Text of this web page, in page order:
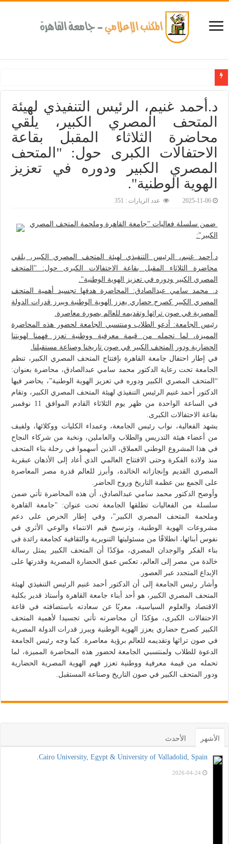
د.أحمد غنيم، الرئيس التنفيذي لهيئة
المتحف المصري الكبير، يلقي
محاضرة الثلاثاء المقبل بقاعة
الاحتفالات الكبرى حول: "المتحف
المصري الكبير ودوره في تعزيز
الهوية الوطنية".‎
2025-11-06 عدد الزيارات : 351
ضمن سلسلة فعاليات "جامعة القاهرة وملحمة المتحف المصري
الكبير":
د.أحمد غنيم، الرئيس التنفيذي لهيئة المتحف المصري الكبير، يلقي
محاضرة الثلاثاء المقبل بقاعة الاحتفالات الكبرى حول: "المتحف
المصري الكبير ودوره في تعزيز الهوية الوطنية".
د. محمد سامي عبدالصادق: المحاضرة هدفها تجسيد أهمية المتحف
المصري الكبير كصرح حضاري يعزز الهوية الوطنية ويبرز قدرات الدولة
المصرية في صون تراثها وتقديمه للعالم بصورة معاصرة.
رئيس الجامعة: أدعو الطلاب ومنتسبي الجامعة لحضور هذه المحاضرة
المميزة، لما تحمله من قيمة معرفية ووطنية تعزز فهمنا لهويتنا
الحضارية ودور المتحف الكبير في صون تاريخنا وصناعة مستقبلنا.
في إطار احتفال جامعة القاهرة بإفتتاح المتحف المصري الكبير، تنظم
الجامعة تحت رعاية الدكتور محمد سامي عبدالصادق، محاضرة بعنوان:
“المتحف المصري الكبير ودوره في تعزيز الهوية الوطنية”، يحاضر فيها
الدكتور أحمد غنيم الرئيس التنفيذي لهيئة المتحف المصري الكبير، وتقام
في الساعة الواحدة من ظهر يوم الثلاثاء القادم الموافق 11 نوفمبر
بقاعة الاحتفالات الكبرى.
يشهد الفعالية، نواب رئيس الجامعة، وعمداء الكليات ووكلائها، ولفيف
من أعضاء هيئة التدريس والطلاب والعاملين، ونخبة من شركاء النجاح
في هذا المشروع الوطني العملاق، الذين أسهموا في رحلة بناء المتحف
منذ ولادة الفكرة وحتى الافتتاح العالمي الذي أعاد إلى الأذهان عبقرية
المصري القديم وإنجازاته الخالدة، وأبرز للعالم قدرة مصر المعاصرة
على الجمع بين عظمة التاريخ وروح الحاضر.
وأوضح الدكتور محمد سامي عبدالصادق، أن هذه المحاضرة تأتي ضمن
سلسلة من الفعاليات تطلقها الجامعة تحت عنوان: "جامعة القاهرة
وملحمة المتحف المصري الكبير"، وفي إطار الحرص على دعم
مشروعات الهوية الوطنية، وترسيخ قيم الانتماء والوعي الأثري في
نفوس أبنائها، انطلاقًا من مسئوليتها التنويرية والثقافية كجامعة رائدة في
بناء الفكر والوجدان المصري، مؤكدًا أن المتحف الكبير يمثل رسالة
خالدة من مصر إلى العالم، تعكس عمق الحضارة المصرية وقدرتها على
الإبداع المتجدد عبر العصور.
وأشار رئيس الجامعة إلى أن الدكتور أحمد غنيم الرئيس التنفيذي لهيئة
المتحف المصري الكبير، هو أحد أبناء جامعة القاهرة وأستاذ قدير بكلية
الاقتصاد والعلوم السياسية، معربًا عن سعادته باستضافته في قاعة
الاحتفالات الكبرى، مؤكدًا أن محاضرته تأتي تجسيدا لأهمية المتحف
الكبير كصرح حضاري يعزز الهوية الوطنية ويبرز قدرات الدولة المصرية
في صون تراثها وتقديمه للعالم برؤية معاصرة. كما وجه رئيس الجامعة
الدعوة للطلاب ولمنتسبي الجامعة لحضور هذه المحاضرة المميزة، لما
تحمله من قيمة معرفية ووطنية تعزز فهم الهوية المصرية الحضارية
ودور المتحف الكبير في صون التاريخ وصناعة المستقبل.
الأشهر الأحدث
Cairo University, Egypt & University of Valladolid, Spain.
2026-04-24